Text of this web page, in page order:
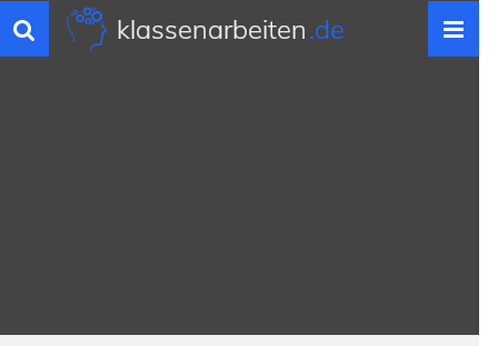
Toggle
navigation
klassenarbeiten.de